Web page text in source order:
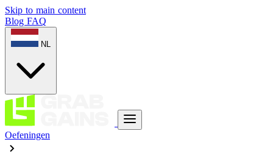
Skip to main content
Blog FAQ
NL
Oefeningen